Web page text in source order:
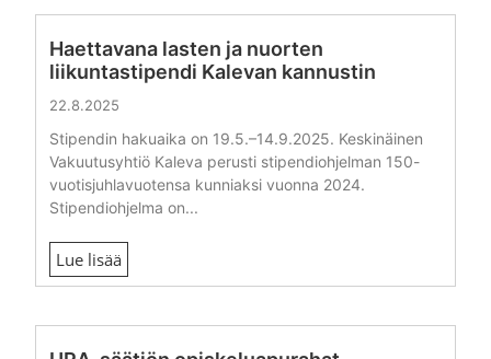
Haettavana lasten ja nuorten
liikuntastipendi Kalevan kannustin
22.8.2025
Stipendin hakuaika on 19.5.–14.9.2025. Keskinäinen
Vakuutusyhtiö Kaleva perusti stipendiohjelman 150-
vuotisjuhlavuotensa kunniaksi vuonna 2024.
Stipendiohjelma on...
Lue lisää